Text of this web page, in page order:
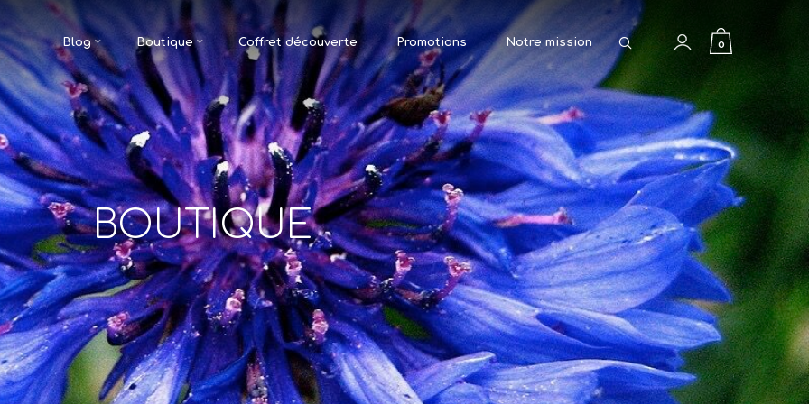
Blog Boutique Coffret découverte Promotions Notre mission
Rechercher
0
BOUTIQUE